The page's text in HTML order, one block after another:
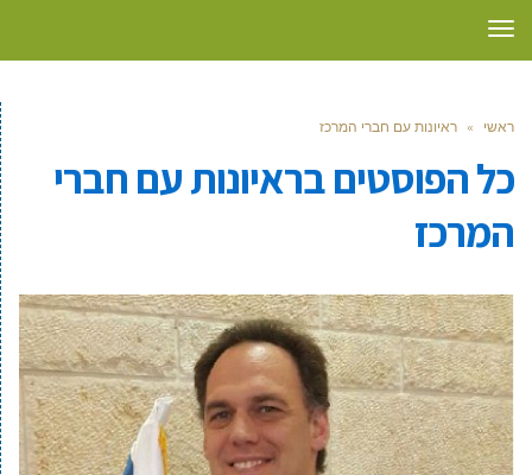
תפריט
ראשי » ראיונות עם חברי המרכז
כל הפוסטים בראיונות עם חברי
המרכז